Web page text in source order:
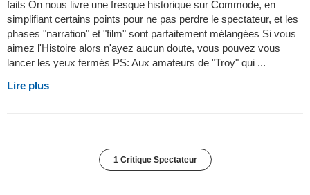
faits On nous livre une fresque historique sur Commode, en
simplifiant certains points pour ne pas perdre le spectateur, et les
phases "narration" et "film" sont parfaitement mélangées Si vous
aimez l'Histoire alors n'ayez aucun doute, vous pouvez vous
lancer les yeux fermés PS: Aux amateurs de "Troy" qui ...
Lire plus
1 Critique Spectateur